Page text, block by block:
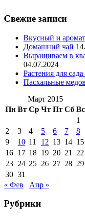
Свежие записи
Вкусный и
Домашний чай
Выращиваем в
04.07.2024
Растения для
Пасхальные
Март 2015
Пн Вт Ср Чт Пт Сб Вс
1
2
3 4 5 6 7
8
9
10 11 12 13 14 15
16 17 18 19 20 21
22
23 24 25 26 27 28 29
30 31
« Фев
Апр »
Рубрики